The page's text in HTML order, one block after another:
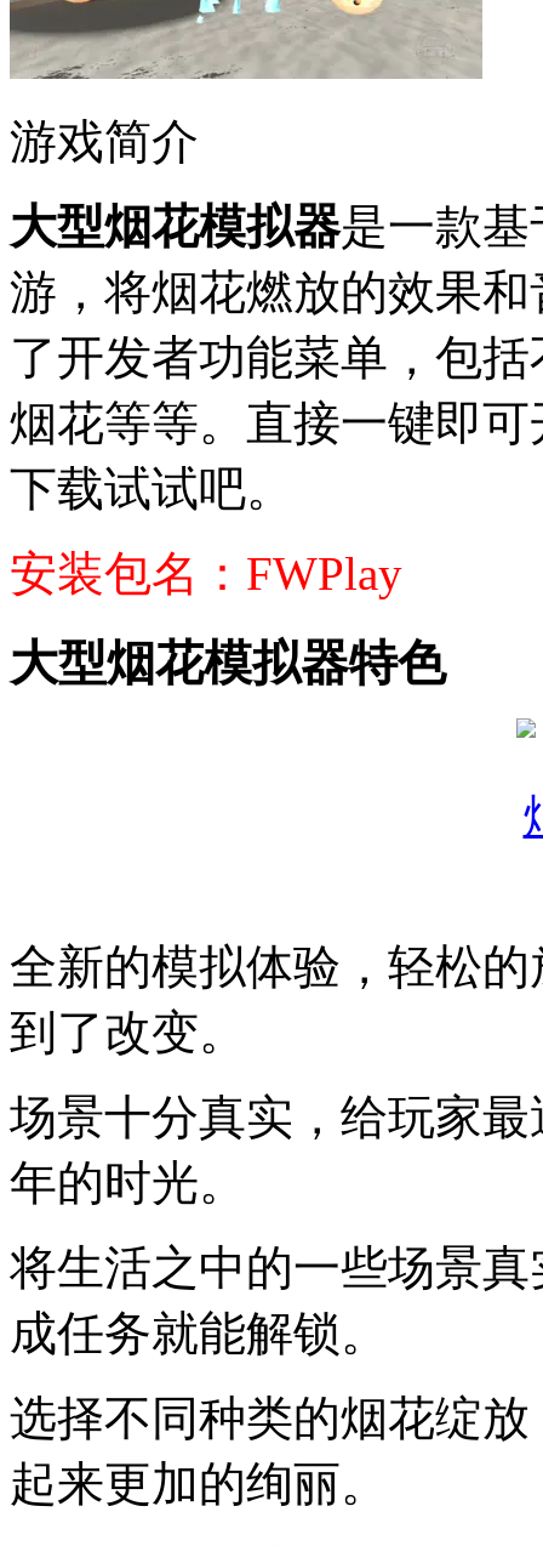
游戏简介
大型烟花模拟器是一款
游，将烟花燃放的效果
了开发者功能菜单，包
烟花等等。直接一键即
下载试试吧。
安装包名：FWPlay
大型烟花模拟器特色
全新的模拟体验，轻松
到了改变。
场景十分真实，给玩家
年的时光。
将生活之中的一些场景
成任务就能解锁。
选择不同种类的烟花绽
起来更加的绚丽。